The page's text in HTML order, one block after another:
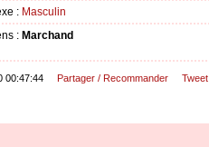
: Masculin
: Marchand
00:47:44 Partager / Recommander Tweet